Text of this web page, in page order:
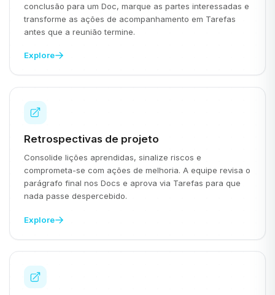
conclusão para um Doc, marque as partes interessadas e
transforme as ações de acompanhamento em Tarefas
antes que a reunião termine.
Explore
Retrospectivas de projeto
Consolide lições aprendidas, sinalize riscos e
comprometa-se com ações de melhoria. A equipe revisa o
parágrafo final nos Docs e aprova via Tarefas para que
nada passe despercebido.
Explore